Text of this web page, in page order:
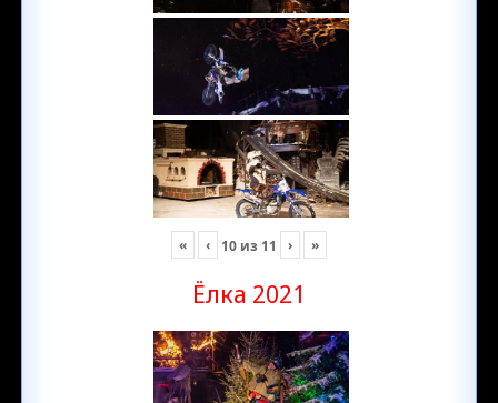
« ‹ 10из 11 › »
Ёлка 2021